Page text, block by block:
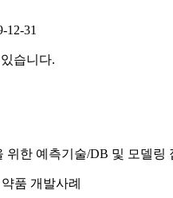
12-31
습니다.
위한 예측기술/DB 및 모델링
품 개발사례